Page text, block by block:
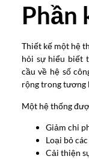
Phần
Thiết kế một hệ
hỏi sự hiểu biết
cầu về hệ số
rộng trong tương
Một hệ thống
Giảm chi
Loại bỏ
Cải thiện